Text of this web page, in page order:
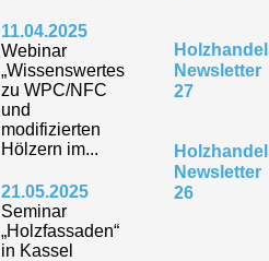
11.04.2025
Webinar
„Wissenswertes
zu WPC/NFC
und
modifizierten
Hölzern im...
21.05.2025
Seminar
„Holzfassaden“
in Kassel
Newsletter
27
Newsletter
26